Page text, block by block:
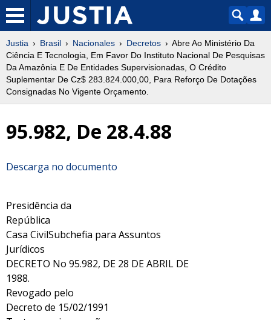
Justia Brasil Nacionales Decretos
Abre Ao Ministério Da
Ciência E Tecnologia, Em Favor Do Instituto Nacional De Pesquisas
Da Amazônia E De Entidades Supervisionadas, O Crédito
Suplementar De Cz$ 283.824.000,00, Para Reforço De Dotações
Consignadas No Vigente Orçamento.
95.982, De 28.4.88
Descarga no documento
Presidência da
República
Casa CivilSubchefia para Assuntos
Jurídicos
DECRETO No 95.982, DE 28 DE ABRIL DE
1988.
Revogado pelo
Decreto de 15/02/1991